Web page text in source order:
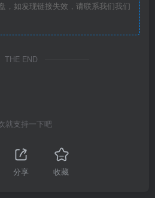
，如发现链接失效，请联系我们我们
THE END
就支持一下吧
分享 收藏